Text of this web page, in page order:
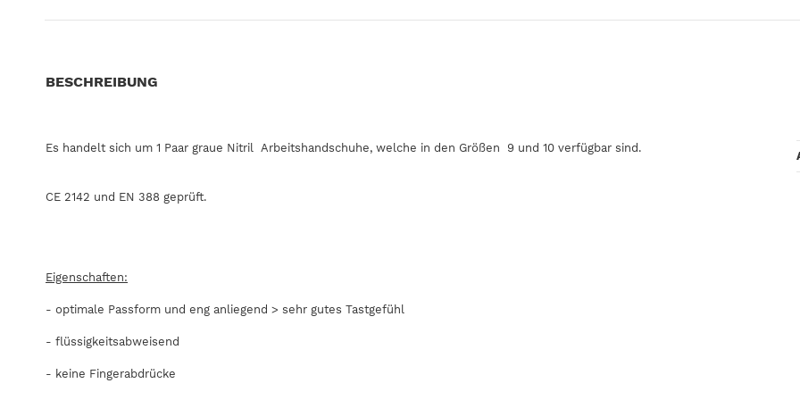
BESCHREIBUNG
Es handelt sich um 1 Paar graue Nitril Arbeitshandschuhe, welche in den Größen 9 und 10 verfügbar sind.
CE 2142 und EN 388 geprüft.
Eigenschaften:
- optimale Passform und eng anliegend > sehr gutes Tastgefühl
- flüssigkeitsabweisend
- keine Fingerabdrücke